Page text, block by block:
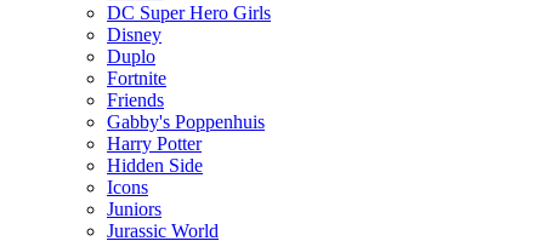
DC Super Hero Girls
Disney
Duplo
Fortnite
Friends
Gabby's Poppenhuis
Harry Potter
Hidden Side
Icons
Juniors
Jurassic World